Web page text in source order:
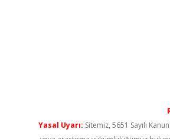
Yasal Uyarı: Sitemiz, 5651 Sayılı